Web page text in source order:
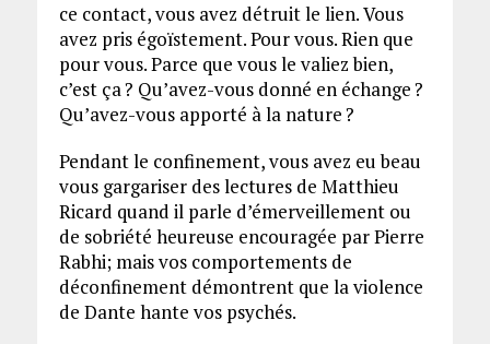
ce contact, vous avez détruit le lien. Vous
avez pris égoïstement. Pour vous. Rien que
pour vous. Parce que vous le valiez bien,
c’est ça ? Qu’avez-vous donné en échange ?
Qu’avez-vous apporté à la nature ?
Pendant le confinement, vous avez eu beau
vous gargariser des lectures de Matthieu
Ricard quand il parle d’émerveillement ou
de sobriété heureuse encouragée par Pierre
Rabhi; mais vos comportements de
déconfinement démontrent que la violence
de Dante hante vos psychés.